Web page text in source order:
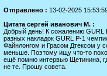
Отправлено : 13-02-2025
Цитата сергей иванович М. :
Добрый день! К сожалению
разных накладок GURL P-1
Файнлонгом и Грасом Дтексом у
меньше. Поэтому ищу что-то
ещё помню интервью Щетинина,
не те. Прошу совета.